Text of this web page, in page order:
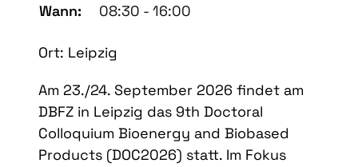
Wann:
08:30 - 16:00
Ort: Leipzig
Am 23./24. September 2026 findet am
DBFZ in Leipzig das 9th Doctoral
Colloquium Bioenergy and Biobased
Products (DOC2026) statt. Im Fokus